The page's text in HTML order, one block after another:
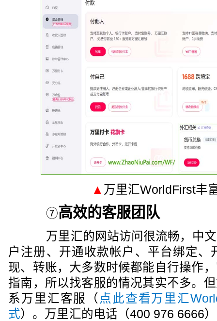
▲ 万里汇WorldFirst丰
⑦高效的客服团队
万里汇的网站访问很流畅，中文
户注册、开通收款帐户、平台绑定、
现、转账，大多数时候都能自行操作
指南，所以找客服的情况其实不多。
系万里汇客服（ 点此查看万里汇
式）。万里汇的电话（400 976 6666